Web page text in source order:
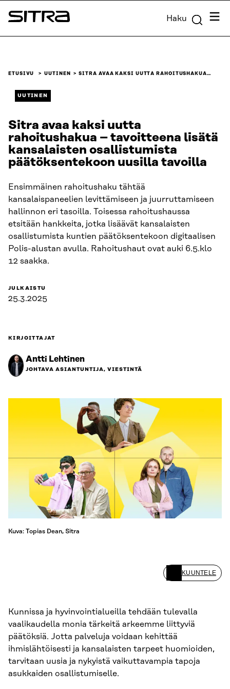
Siirry
suoraan
Sitra Haku
ETUSIVU UUTINEN SITRA AVAA KAKSI UUTTA RAHOITUSHAKUA…
UUTINEN
Sitra avaa kaksi uutta
rahoitushakua – tavoitteena lisätä
kansalaisten osallistumista
päätöksentekoon uusilla tavoilla
Ensimmäinen rahoitushaku tähtää
kansalaispaneelien levittämiseen ja juurruttamiseen
hallinnon eri tasoilla. Toisessa rahoitushaussa
etsitään hankkeita, jotka lisäävät kansalaisten
osallistumista kuntien päätöksentekoon digitaalisen
Polis-alustan avulla. Rahoitushaut ovat auki 6.5.klo
12 saakka.
JULKAISTU
25.3.2025
KIRJOITTAJAT
Antti Lehtinen
JOHTAVA ASIANTUNTIJA, VIESTINTÄ
Kuva: Topias Dean, Sitra
KUUNTELE
Kunnissa ja hyvinvointialueilla tehdään tulevalla
vaalikaudella monia tärkeitä arkeemme liittyviä
päätöksiä. Jotta palveluja voidaan kehittää
ihmislähtöisesti ja kansalaisten tarpeet huomioiden,
tarvitaan uusia ja nykyistä vaikuttavampia tapoja
asukkaiden osallistumiselle.